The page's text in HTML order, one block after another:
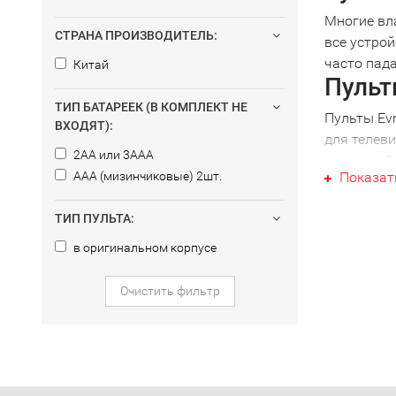
СТРАНА ПРОИЗВОДИТЕЛЬ:
Китай
ТИП БАТАРЕЕК (В КОМПЛЕКТ НЕ
ВХОДЯТ):
2AA или 3AAA
AAA (мизинчиковые) 2шт.
ТИП ПУЛЬТА:
в оригинальном корпусе
Очистить фильтр
Многие
все
часто
Пульты
для
получите